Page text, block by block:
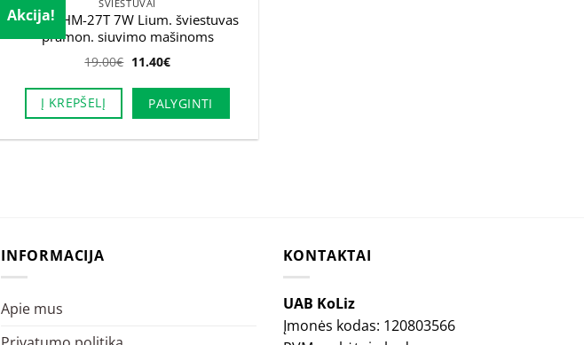
Akcija!
ŠVIESTUVAI
Haimu HM-27T 7W Lium. šviestuvas
pramon. siuvimo mašinoms
19.00€ Original
was:
19.00€.
11.40€Current
is:
11.40€.
Į KREPŠELĮ PALYGINTI
INFORMACIJA
Apie mus
KONTAKTAI
UAB KoLiz
Įmonės kodas: 120803566